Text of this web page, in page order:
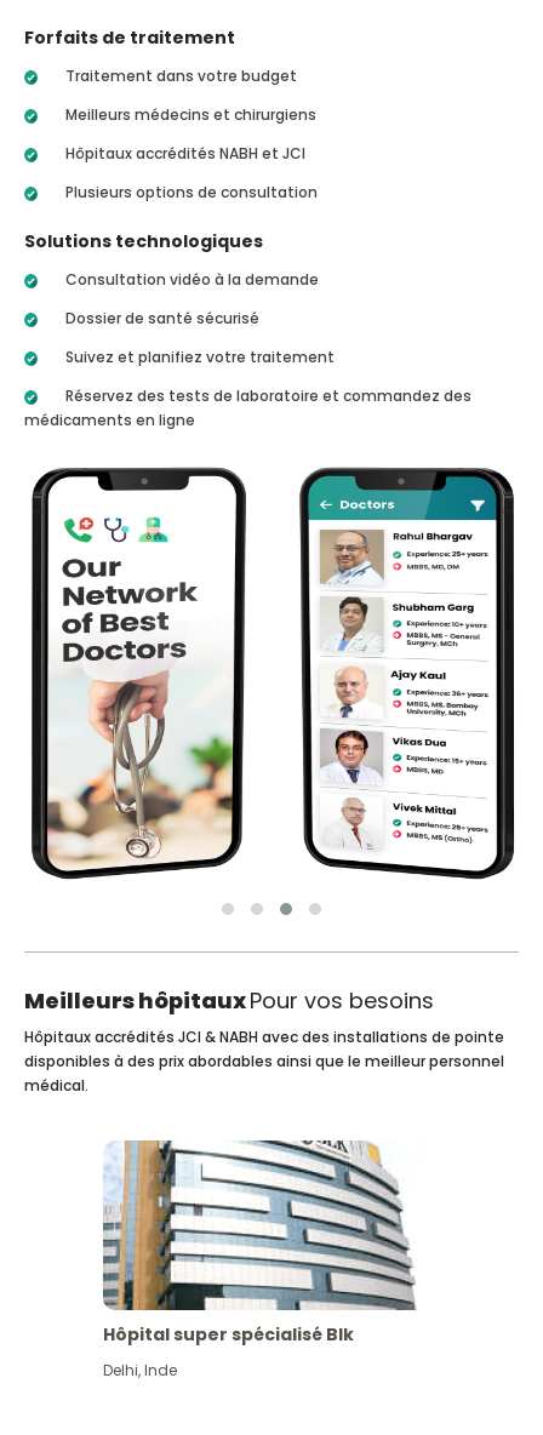
Forfaits de traitement
Traitement dans votre budget
Meilleurs médecins et chirurgiens
Hôpitaux accrédités NABH et JCI
Plusieurs options de consultation
Solutions technologiques
Consultation vidéo à la demande
Dossier de santé sécurisé
Suivez et planifiez votre traitement
Réservez des tests de laboratoire et commandez des
médicaments en ligne
Meilleurs hôpitauxPour vos besoins
Hôpitaux accrédités JCI & NABH avec des installations de pointe
disponibles à des prix abordables ainsi que le meilleur personnel
médical.
Hôpital super spécialisé Blk
Delhi,Inde